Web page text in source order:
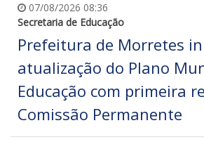
07/08/2026 08:36
Secretaria de Educação
Prefeitura de Morretes
atualização do Plano
Educação com primeira
Comissão Permanente